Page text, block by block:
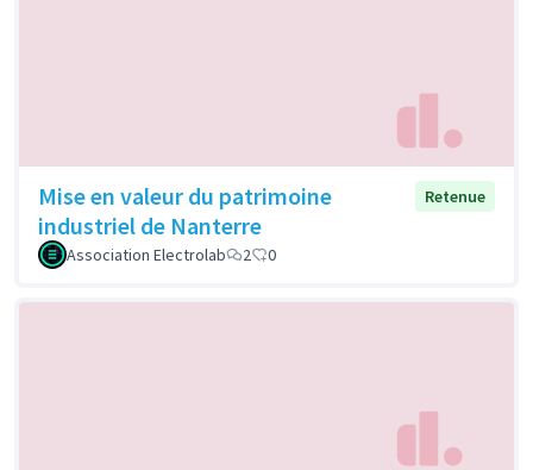
Mise en valeur du patrimoine
industriel de Nanterre
Retenue
Association Electrolab 2 0